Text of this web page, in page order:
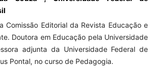
Comissão Editorial da Revista Educação e
Doutora em Educação pela Universidade
adjunta da Universidade Federal de
Pontal, no curso de Pedagogia.